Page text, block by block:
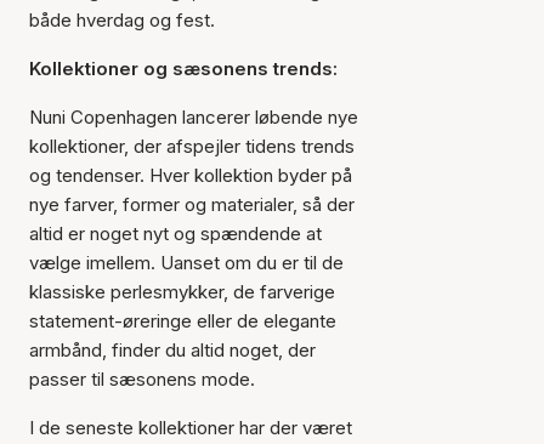
både hverdag og fest.
Kollektioner og sæsonens trends:
Nuni Copenhagen lancerer løbende nye
kollektioner, der afspejler tidens trends
og tendenser. Hver kollektion byder på
nye farver, former og materialer, så der
altid er noget nyt og spændende at
vælge imellem. Uanset om du er til de
klassiske perlesmykker, de farverige
statement-øreringe eller de elegante
armbånd, finder du altid noget, der
passer til sæsonens mode.
I de seneste kollektioner har der været